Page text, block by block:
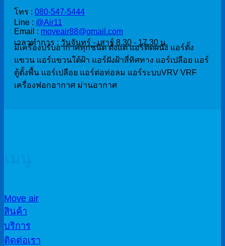
ติดต่อสั่งซื้อ
โทร : 080-547-5444
Line : @Air11
Email : moveair88@gmail.com
เวลาทำการ : วันจันทร์ - เสาร์ 8.30 - 17.30 น.
มีเครื่องปรับอากาศทุกชนิด ตั้งแต่ แอร์ติดผนัง แอร์ตั้ง
แขวน แอร์แขวนใต้ฝ้า แอร์ฝังฝ้าสี่ทิศทาง แอร์เปลือย แอร์
ตู้ตั้งพื้น แอร์เปลือย แอร์ต่อท่อลม แอร์ระบบVRV VRF
เครื่องฟอกอากาศ ม่านอากาศ
Move air
สินค้า
บริการ
ติดต่อเรา